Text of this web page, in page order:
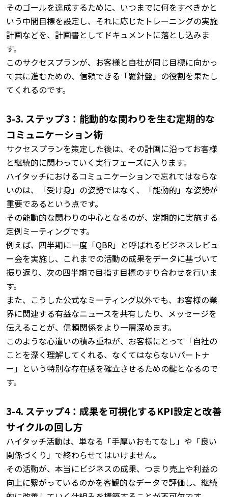
そのゴールを達成するために、いつまでに何をすべきかと
いう中間目標を設定し、それに応じたトレーニングの実施
計画などを、計画書としてドキュメントに落とし込みま
す。
このサクセスプランが、お客様と自社が同じ目標に向かっ
て共に進むための、信頼できる「羅針盤」の役割を果たし
てくれるのです。
3-3. ステップ3：能動的な関わりを生む定期的な
コミュニケーション術
サクセスプランを策定した後は、その計画に沿ってお客様
と継続的に関わっていく実行フェーズに入ります。
ハイタッチにおけるコミュニケーションで忘れてはならな
いのは、「受け身」の姿勢ではなく、「能動的」な姿勢が
重要であるという点です。
その能動的な関わりの中心となるのが、定期的に実施する
定例ミーティングです。
例えば、四半期に一度「QBR」と呼ばれるビジネスレビュ
ー会を実施し、これまでの活動の成果をデータに基づいて
振り返り、次の四半期で目指す目標のすり合わせを行いま
す。
また、こうした公式なミーティング以外でも、お客様の業
界に関連する有益なニュースを共有したり、メッセージを
伝えることが、信頼関係をより一層深めます。
このような心遣いの積み重ねが、お客様にとって「自社の
ことを深く理解してくれる、なくてはならないパートナ
ー」という特別な存在感を確立させるための鍵となるので
す。
3-4. ステップ4：成果を可視化するKPI設定と改善
サイクルの回し方
ハイタッチ活動は、単なる「手厚いおもてなし」や「良い
関係づくり」で終わらせてはいけません。
その活動が、本当にビジネスの成果、つまり売上や利益の
向上に繋がっているのかを客観的なデータで評価し、継続